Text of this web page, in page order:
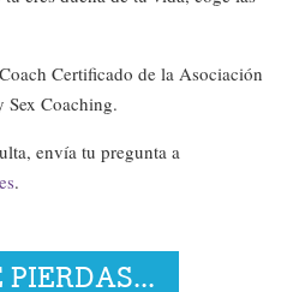
Certificado de la Asociación
Sex Coaching.
envía tu pregunta a
.
PIERDAS...